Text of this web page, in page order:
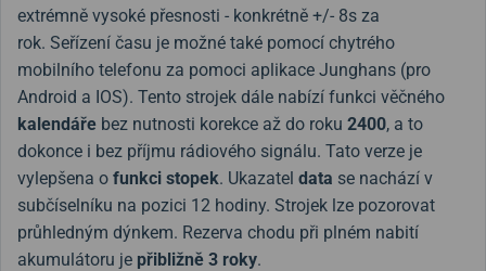
extrémně vysoké přesnosti - konkrétně +/- 8s za
rok. Seřízení času je možné také pomocí chytrého
mobilního telefonu za pomoci aplikace Junghans (pro
Android a IOS). Tento strojek dále nabízí funkci věčného
kalendáře bez nutnosti korekce až do roku 2400, a to
dokonce i bez příjmu rádiového signálu. Tato verze je
vylepšena o funkci stopek. Ukazatel data se nachází v
subčíselníku na pozici 12 hodiny. Strojek lze pozorovat
průhledným dýnkem. Rezerva chodu při plném nabití
akumulátoru je přibližně 3 roky.